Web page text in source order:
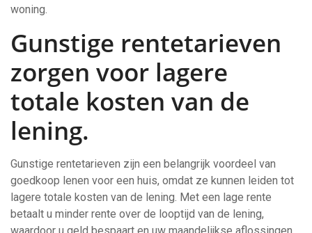
woning.
Gunstige rentetarieven
zorgen voor lagere
totale kosten van de
lening.
Gunstige rentetarieven zijn een belangrijk voordeel van
goedkoop lenen voor een huis, omdat ze kunnen leiden tot
lagere totale kosten van de lening. Met een lage rente
betaalt u minder rente over de looptijd van de lening,